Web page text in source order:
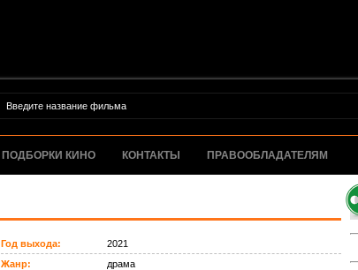
ПОДБОРКИ КИНО КОНТАКТЫ ПРАВООБЛАДАТЕЛЯМ
Год выхода:
2021
Жанр:
драма